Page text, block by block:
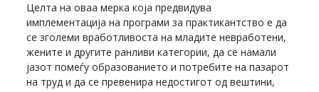
Целта на оваа мерка која предвидува
имплементација на програми за практикантство е да
се зголеми вработливоста на младите невработени,
жените и другите ранливи категории, да се намали
јазот помеѓу образованието и потребите на пазарот
на труд и да се превенира недостигот од вештини,